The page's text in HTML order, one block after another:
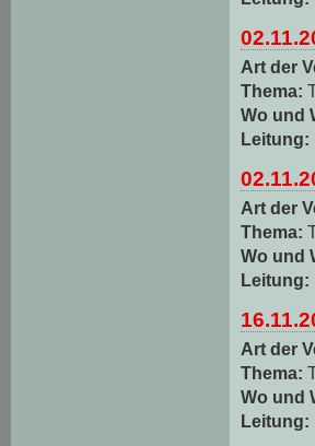
Art der
Thema:
Wo und
Leitung:
Art der
Thema:
Wo und
Leitung:
Art der
Thema:
Wo und
Leitung: